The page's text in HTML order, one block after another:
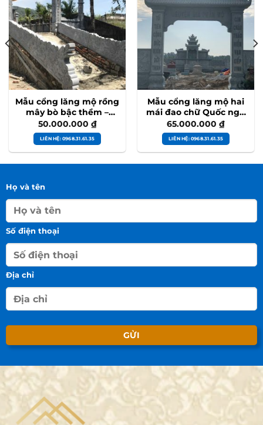
Mẫu cổng lăng mộ rồng
mây bò bậc thềm –
MC33
50.000.000 ₫
LIÊN HỆ: 0968.31.61.35
Mẫu cổng lăng mộ hai
mái đao chữ Quốc ngữ
– MC32
65.000.000 ₫
LIÊN HỆ: 0968.31.61.35
Họ và tên
Số điện thoại
Địa chỉ